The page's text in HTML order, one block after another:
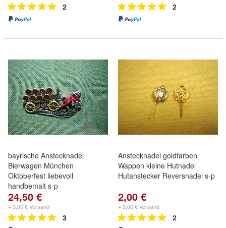
2 2
bayrische Anstecknadel
Bierwagen München
Oktoberfest liebevoll
handbemalt s-p
24,50 €
+ 3,00 € Versand
3
Anstecknadel goldfarben
Wappen kleine Hutnadel
Hutanstecker Reversnadel s-p
2,00 €
+ 3,00 € Versand
2